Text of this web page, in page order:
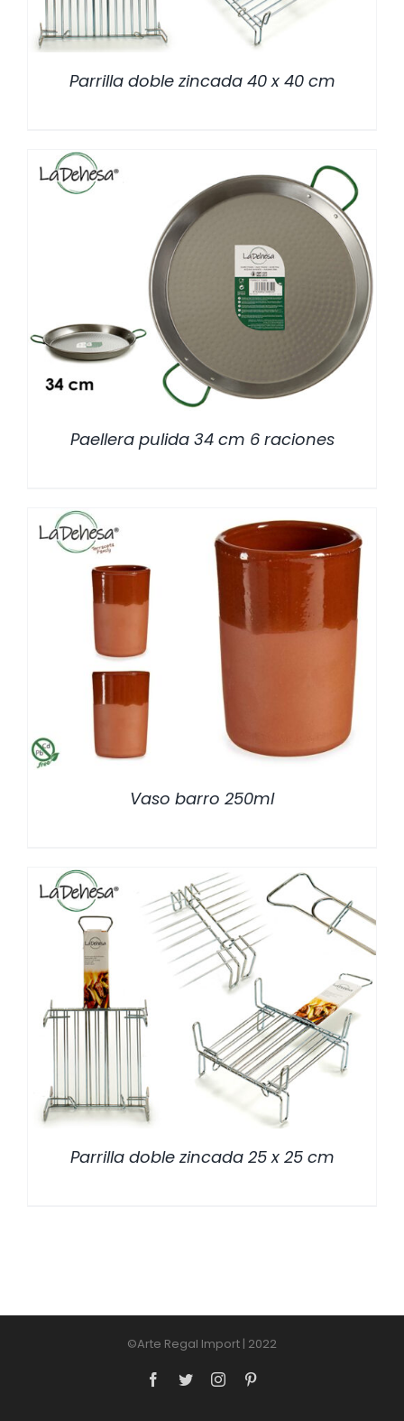
Parrilla doble zincada 40 x 40 cm
DETALLES
Paellera pulida 34 cm 6 raciones
DETALLES
Vaso barro 250ml
DETALLES
Parrilla doble zincada 25 x 25 cm
©Arte Regal Import | 2022
Facebook
TwitterInstagram